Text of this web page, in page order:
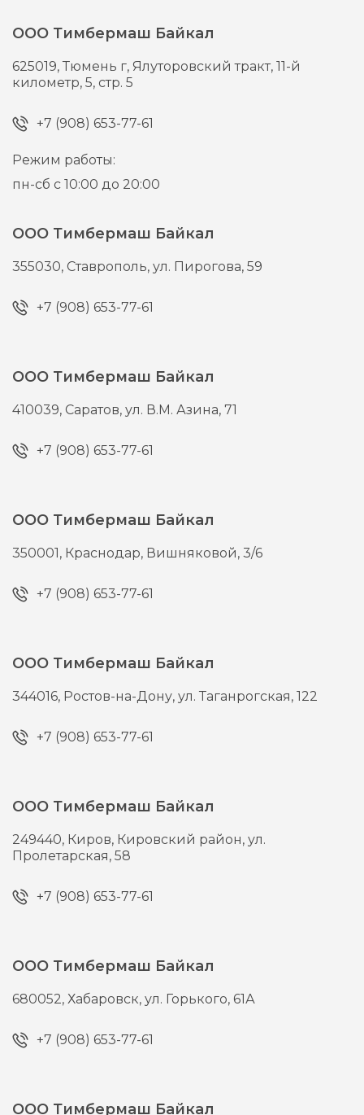
ООО Тимбермаш Байкал
625019,Тюмень г, Ялуторовский тракт, 11-й
километр, 5, стр. 5
+7 (908) 653-77-61
Режим работы:
пн-сб с 10:00 до 20:00
ООО Тимбермаш Байкал
355030, Ставрополь,ул. Пирогова, 59
+7 (908) 653-77-61
ООО Тимбермаш Байкал
410039, Саратов,ул. В.М. Азина, 71
+7 (908) 653-77-61
ООО Тимбермаш Байкал
350001, Краснодар, Вишняковой, 3/6
+7 (908) 653-77-61
ООО Тимбермаш Байкал
344016, Ростов-на-Дону,ул. Таганрогская, 122
+7 (908) 653-77-61
ООО Тимбермаш Байкал
249440, Киров, Кировский район, ул.
Пролетарская, 58
+7 (908) 653-77-61
ООО Тимбермаш Байкал
680052,Хабаровск,ул. Горького, 61А
+7 (908) 653-77-61
ООО Тимбермаш Байкал